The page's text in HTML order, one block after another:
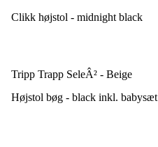
Clikk højstol - midnight black
Tripp Trapp SeleÂ² - Beige
Højstol bøg - black inkl. babysæt